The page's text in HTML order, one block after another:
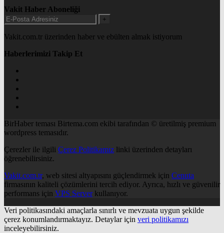
Vakit Haber Aboneliği
+
Vakit.com.tr üzerinden haber ve ebülten almak istiyorum
Haberlerimizi Takip Et
BirHaber teması Birtema.com ekibi tarafından © üretilmiş premium
wordpress temasıdır.
Çerezler ile ilgili Çerez Politikamız linki üzerinden detayları
öğrenebilirsiniz.
Vakit.com.tr, web sitesi altyapısını güçlendirmek için Cenuta
firmasının kaliteli çözümlerini tercih ediyor. Ayrıca, hızlı ve güvenilir
performans için VPS Serverkullanıyor.
Veri politikasındaki amaçlarla sınırlı ve mevzuata uygun şekilde
çerez konumlandırmaktayız. Detaylar için veri politikamızı
inceleyebilirsiniz.